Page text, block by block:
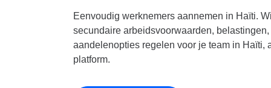
Eenvoudig werknemers aannemen in Haïti.
secundaire arbeidsvoorwaarden,
aandelenopties regelen voor je team in Haïti,
platform.